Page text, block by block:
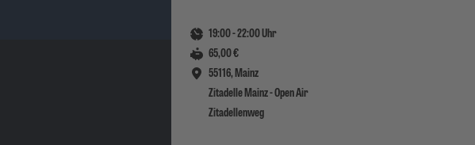
19:00-22:00Uhr
65,00 €
55116, Mainz
Zitadelle Mainz - Open Air
Zitadellenweg